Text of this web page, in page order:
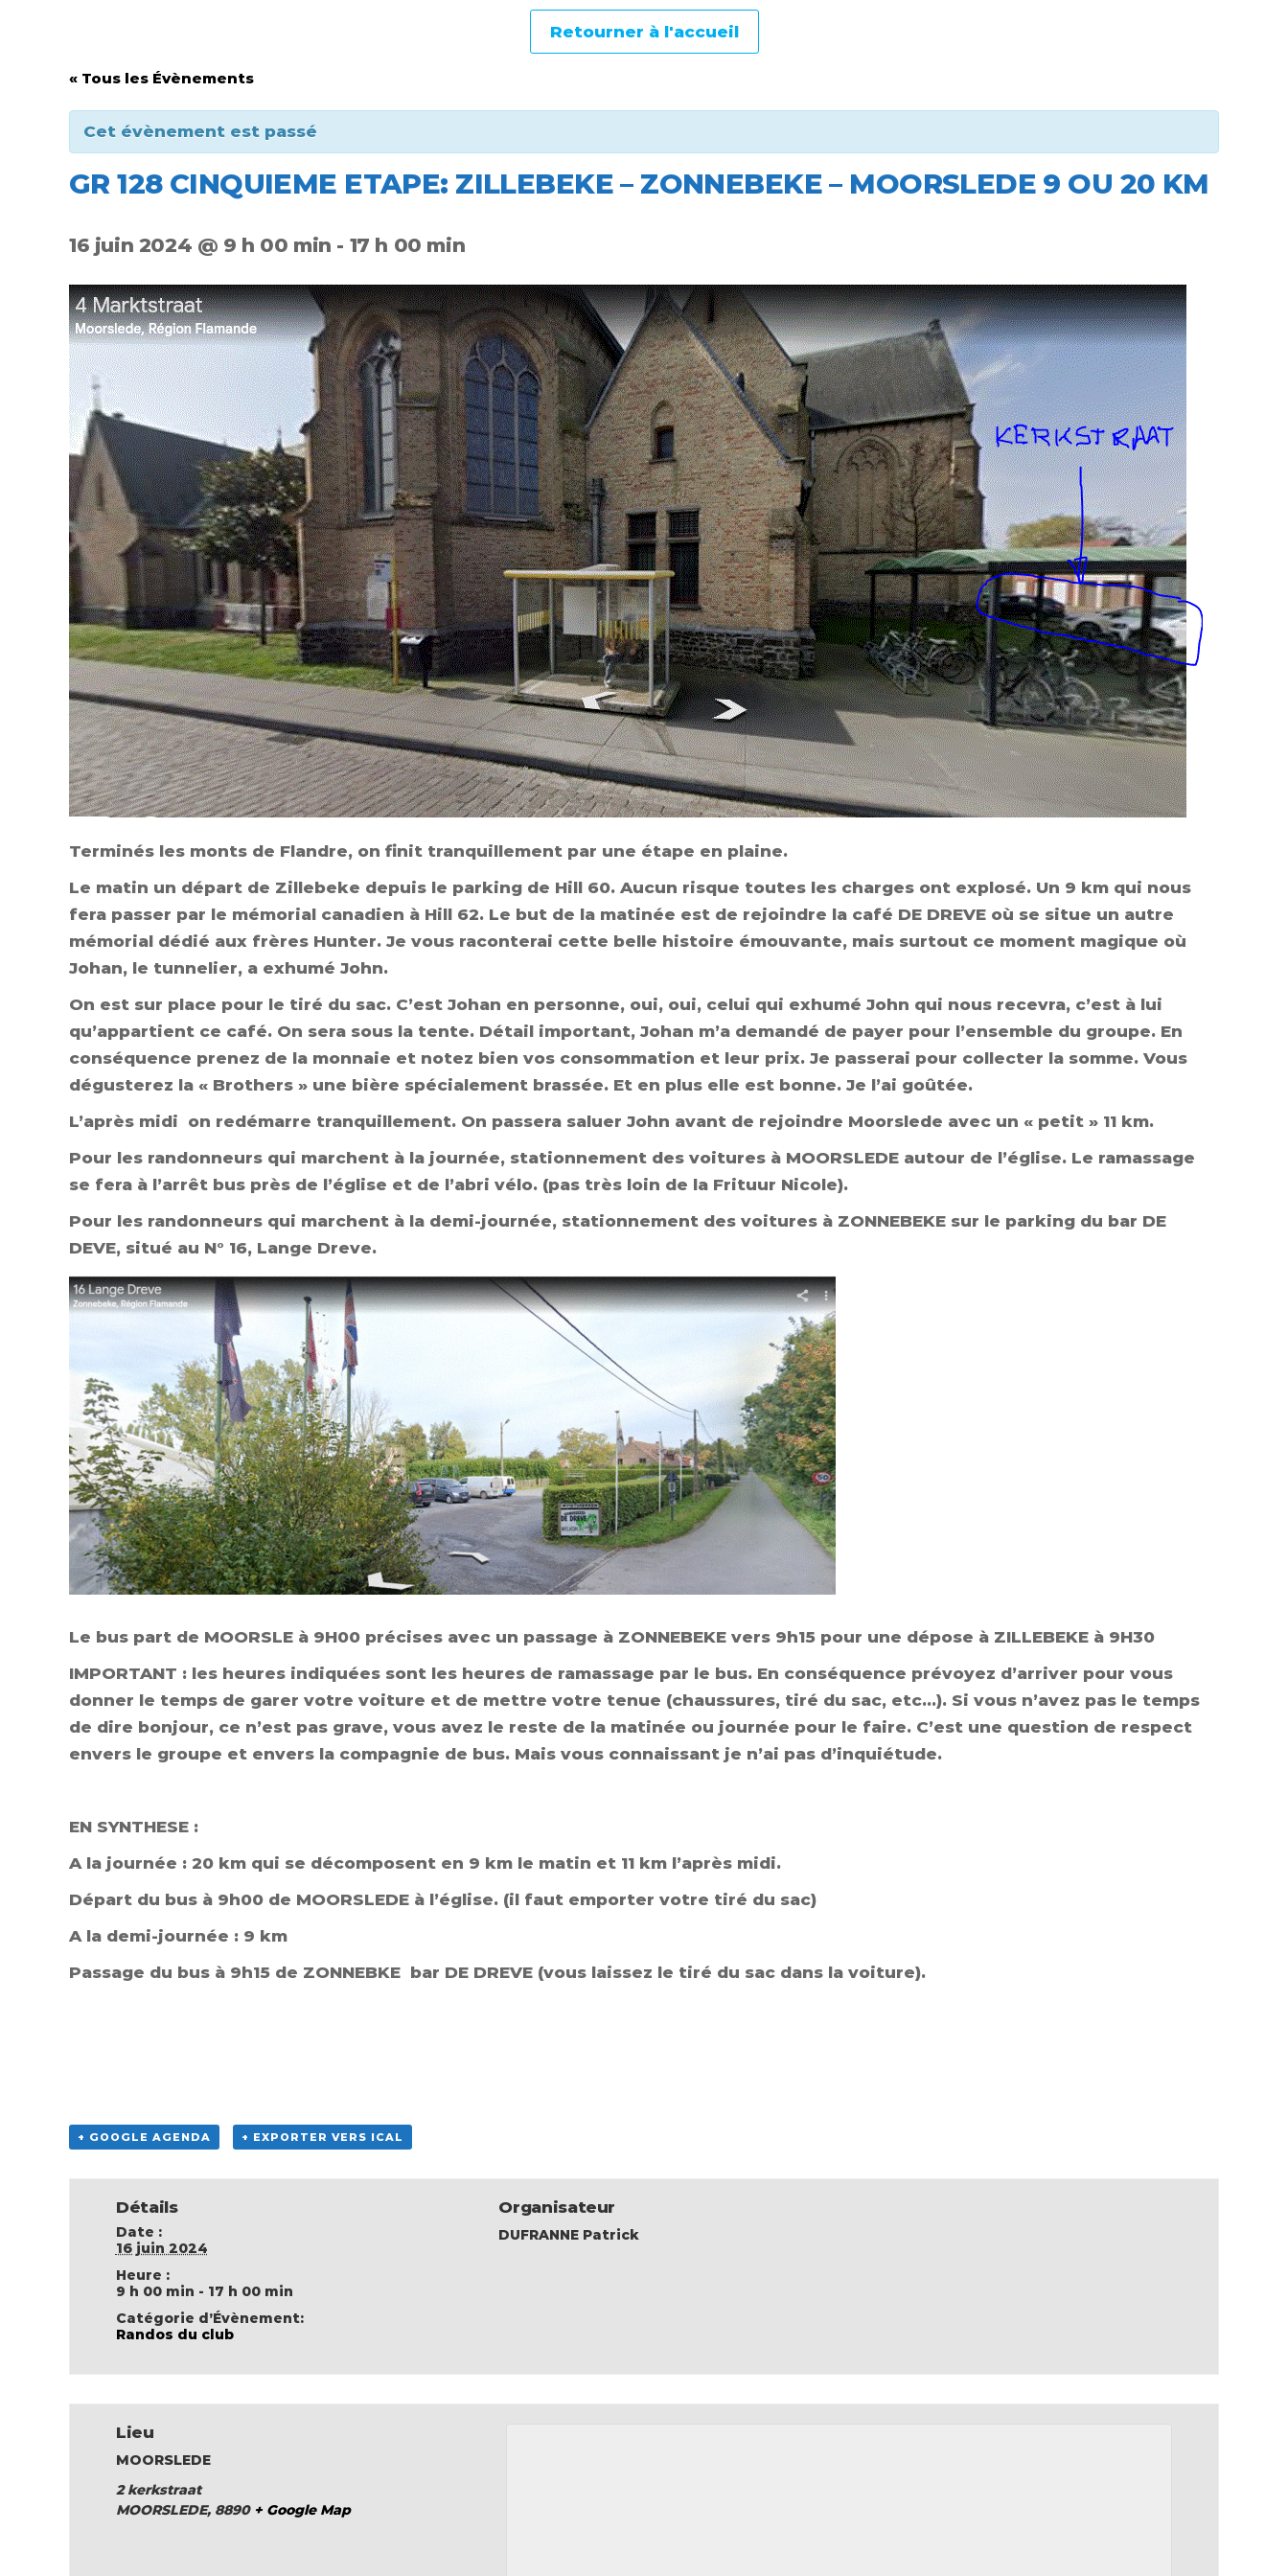
Retourner à l'accueil
« Tous les Évènements
Cet évènement est passé
GR 128 CINQUIEME ETAPE: ZILLEBEKE – ZONNEBEKE – MOORSLEDE 9 OU 20 KM
16 juin 2024 @ 9 h 00 min - 17 h 00 min
Terminés les monts de Flandre, on finit tranquillement par une étape en plaine.
Le matin un départ de Zillebeke depuis le parking de Hill 60. Aucun risque toutes les charges ont explosé. Un 9 km qui nous
fera passer par le mémorial canadien à Hill 62. Le but de la matinée est de rejoindre la café DE DREVE où se situe un autre
mémorial dédié aux frères Hunter. Je vous raconterai cette belle histoire émouvante, mais surtout ce moment magique où
Johan, le tunnelier, a exhumé John.
On est sur place pour le tiré du sac. C’est Johan en personne, oui, oui, celui qui exhumé John qui nous recevra, c’est à lui
qu’appartient ce café. On sera sous la tente. Détail important, Johan m’a demandé de payer pour l’ensemble du groupe. En
conséquence prenez de la monnaie et notez bien vos consommation et leur prix. Je passerai pour collecter la somme. Vous
dégusterez la « Brothers » une bière spécialement brassée. Et en plus elle est bonne. Je l’ai goûtée.
L’après midi on redémarre tranquillement. On passera saluer John avant de rejoindre Moorslede avec un « petit » 11 km.
Pour les randonneurs qui marchent à la journée, stationnement des voitures à MOORSLEDE autour de l’église. Le ramassage
se fera à l’arrêt bus près de l’église et de l’abri vélo. (pas très loin de la Frituur Nicole).
Pour les randonneurs qui marchent à la demi-journée, stationnement des voitures à ZONNEBEKE sur le parking du bar DE
DEVE, situé au N° 16, Lange Dreve.
Le bus part de MOORSLE à 9H00 précises avec un passage à ZONNEBEKE vers 9h15 pour une dépose à ZILLEBEKE à 9H30
IMPORTANT : les heures indiquées sont les heures de ramassage par le bus. En conséquence prévoyez d’arriver pour vous
donner le temps de garer votre voiture et de mettre votre tenue (chaussures, tiré du sac, etc…). Si vous n’avez pas le temps
de dire bonjour, ce n’est pas grave, vous avez le reste de la matinée ou journée pour le faire. C’est une question de respect
envers le groupe et envers la compagnie de bus. Mais vous connaissant je n’ai pas d’inquiétude.
EN SYNTHESE :
A la journée : 20 km qui se décomposent en 9 km le matin et 11 km l’après midi.
Départ du bus à 9h00 de MOORSLEDE à l’église. (il faut emporter votre tiré du sac)
A la demi-journée : 9 km
Passage du bus à 9h15 de ZONNEBKE bar DE DREVE (vous laissez le tiré du sac dans la voiture).
+ GOOGLE AGENDA + EXPORTER VERS ICAL
Détails
Date :
16 juin 2024
Heure :
9 h 00 min - 17 h 00 min
Catégorie d’Évènement:
Randos du club
Organisateur
DUFRANNE Patrick
Lieu
MOORSLEDE
2 kerkstraat
MOORSLEDE, 8890 + Google Map